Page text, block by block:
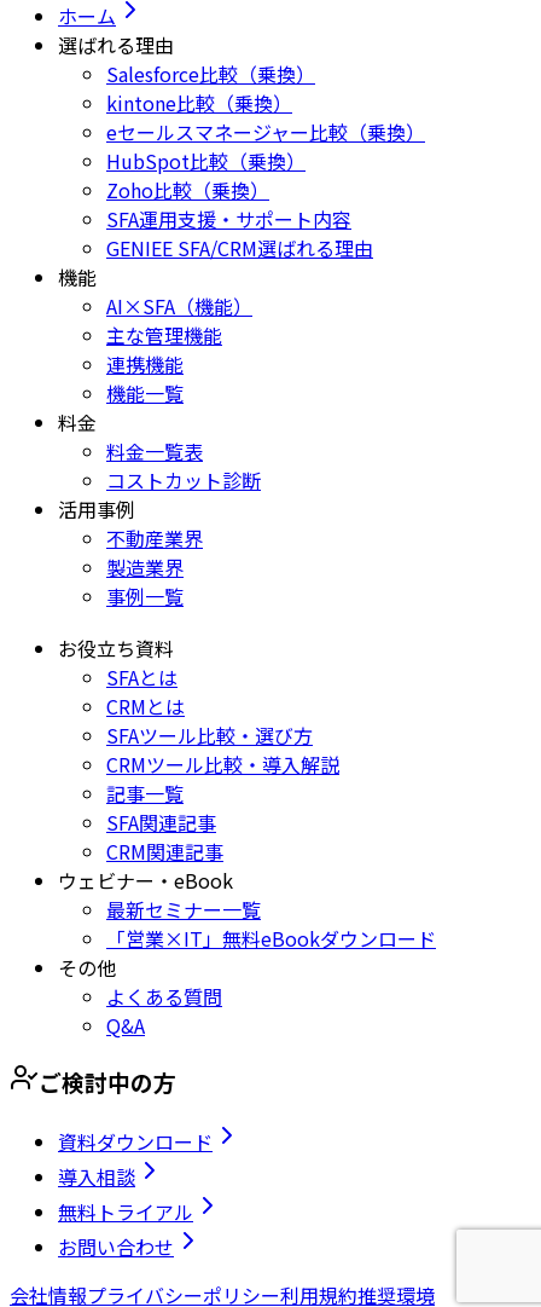
ホーム
選ばれる理由
Salesforce比較（乗換）
kintone比較（乗換）
eセールスマネージャー比較（乗換）
HubSpot比較（乗換）
Zoho比較（乗換）
SFA運用支援・サポート内容
GENIEE SFA/CRM選ばれる理由
機能
AI×SFA（機能）
主な管理機能
連携機能
機能一覧
料金
料金一覧表
コストカット診断
活用事例
不動産業界
製造業界
事例一覧
お役立ち資料
SFAとは
CRMとは
SFAツール比較・選び方
CRMツール比較・導入解説
記事一覧
SFA関連記事
CRM関連記事
ウェビナー・eBook
最新セミナー一覧
「営業×IT」無料eBookダウンロード
その他
よくある質問
Q&A
ご検討中の方
資料ダウンロード
導入相談
無料トライアル
お問い合わせ
会社情報プライバシーポリシー利用規約推奨環境